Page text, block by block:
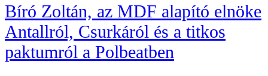
Bíró Zoltán, az MDF alapító elnöke
Antallról, Csurkáról és a titkos
paktumról a Polbeatben